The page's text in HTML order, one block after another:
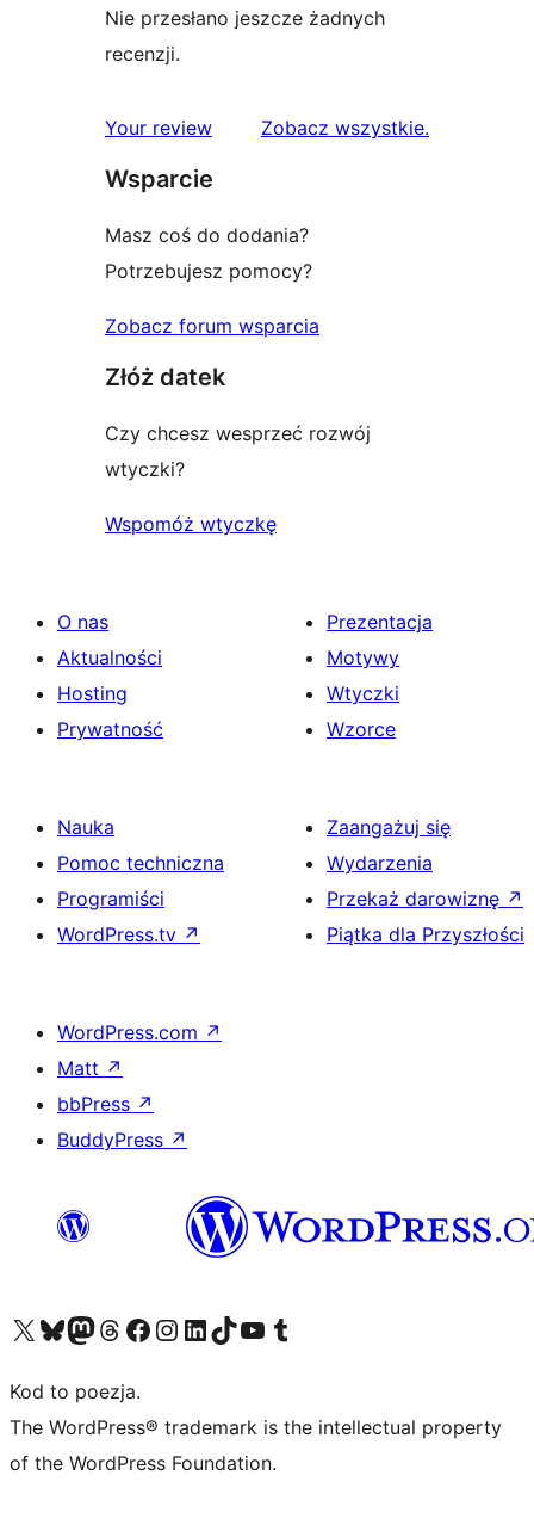
Nie przesłano jeszcze żadnych
recenzji.
Your review Zobacz wszystkierecenzje
.
Wsparcie
Masz coś do dodania?
Potrzebujesz pomocy?
Zobacz forum wsparcia
Złóż datek
Czy chcesz wesprzeć rozwój
wtyczki?
Wspomóż wtyczkę
O nas
Aktualności
Hosting
Prywatność
Prezentacja
Motywy
Wtyczki
Wzorce
Nauka
Pomoc techniczna
Programiści
WordPress.tv ↗
Zaangażuj się
Wydarzenia
Przekaż darowiznę ↗
Piątka dla Przyszłości
WordPress.com ↗
Matt ↗
bbPress ↗
BuddyPress ↗
Odwiedź nasze konto X (dawniej Twitter)
Odwiedź nasze konto Bluesky
Odwiedź nasze konto na Mastodoncie
Odwiedź naszego Threadsa
Odwiedź naszego Facebooka
Odwiedź nasze konto na Instagramie
Odwiedź nasze konto na LinkedIn
Odwiedź naszego TikToka
Odwiedź nasz kanał YouTube
Odwiedź naszego Tumblra
Kod to poezja.
The WordPress® trademark is the intellectual property
of the WordPress Foundation.